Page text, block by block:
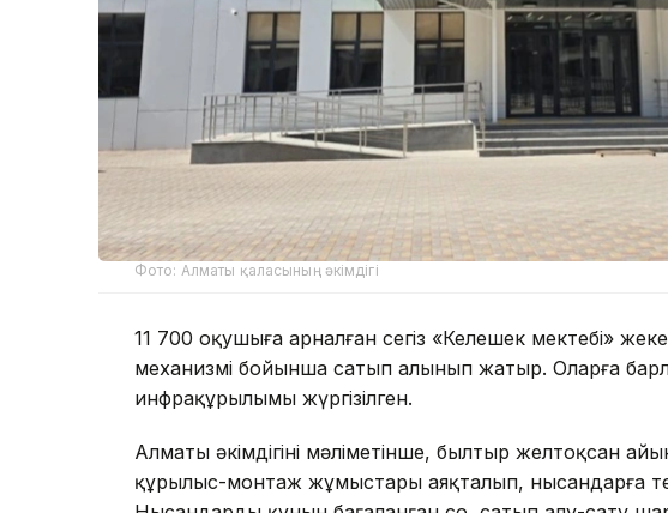
Фото: Алматы қаласының әкімдігі
11 700 оқушыға арналған сегіз «Келешек мектебі»
механизмі бойынша сатып алынып жатыр. Оларға
инфрақұрылымы жүргізілген.
Алматы әкімдігінің мәліметінше, былтыр желтоқсан
құрылыс-монтаж жұмыстары аяқталып, нысандарға